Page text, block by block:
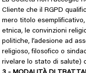
Cliente che il RGPD
mero titolo
etnica, le convinzioni
politiche, l’adesione ad
religioso, filosofico o
rivelare lo stato di salute)